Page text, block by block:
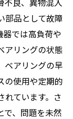
のベアリン
部品として故障
器では高負荷や
アリングの状態
ベアリングの早
の使用や定期的
れています。さ
で、問題を未然